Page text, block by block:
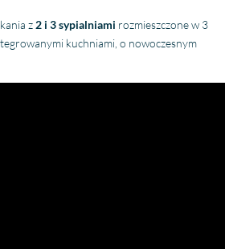
z 2 i 3 sypialniami rozmieszczone w 3
kuchniami, o nowoczesnym